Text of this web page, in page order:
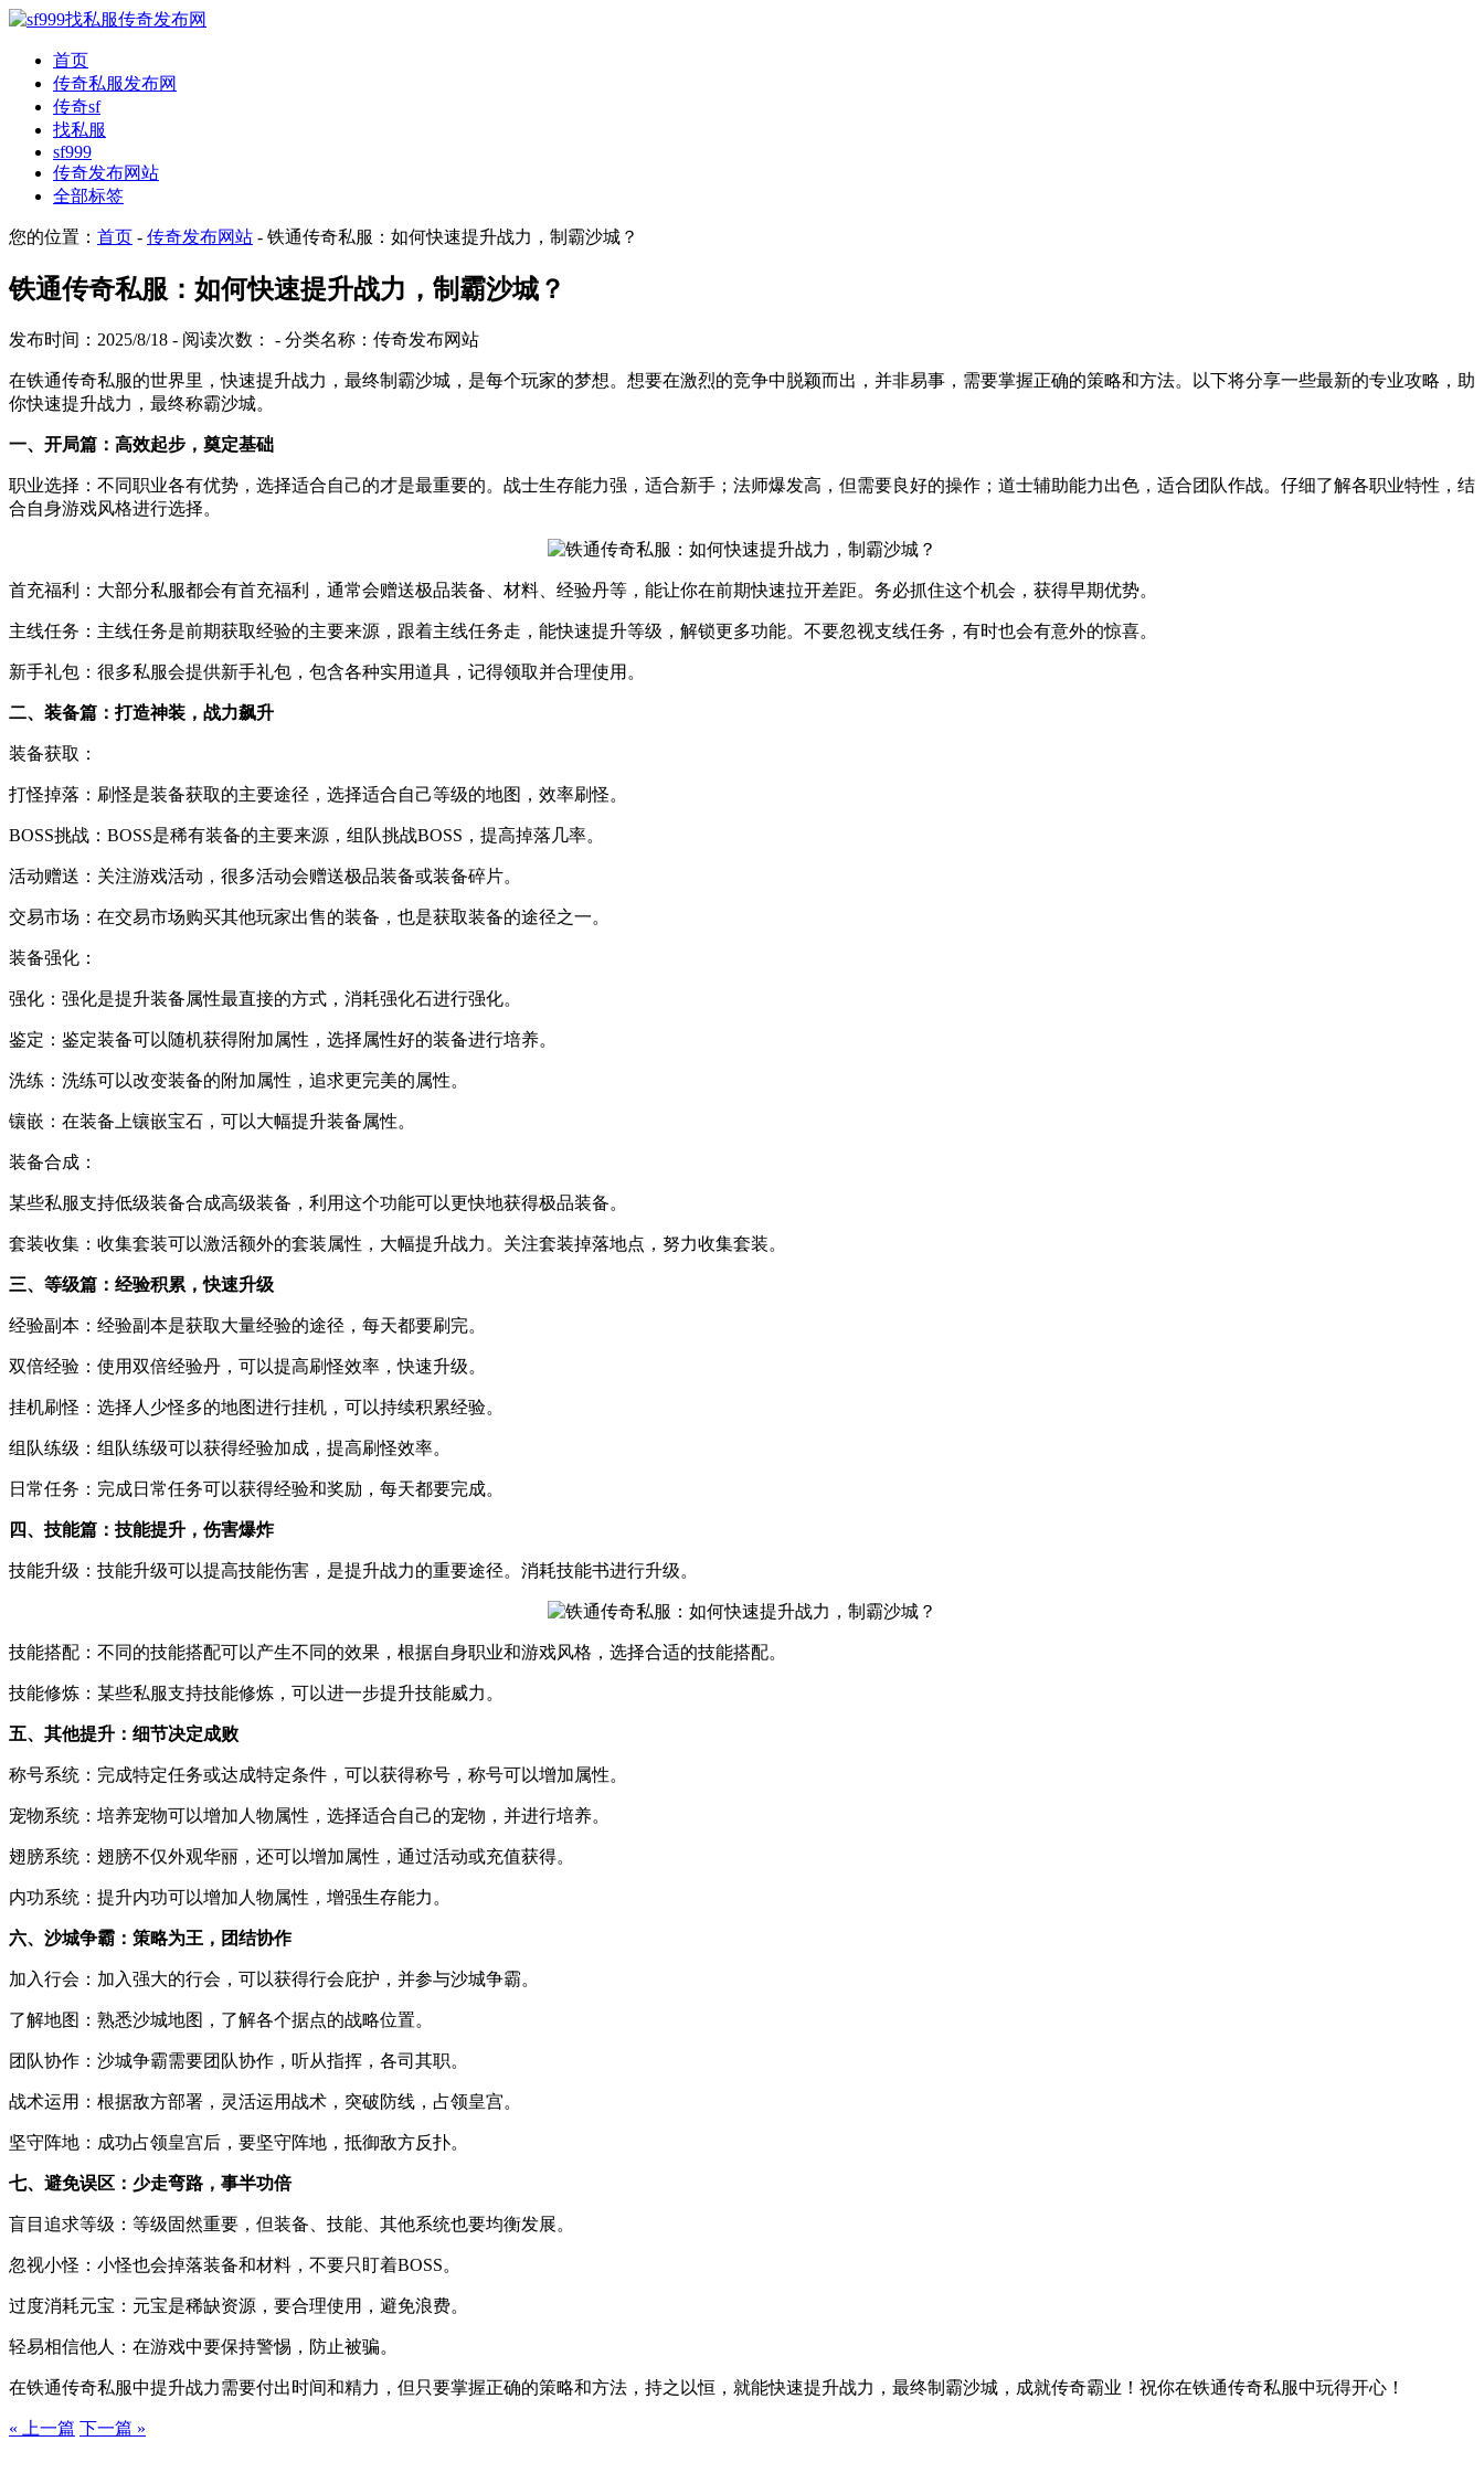
首页
传奇私服发布网
传奇sf
找私服
sf999
传奇发布网站
全部标签
您的位置： 首页 - 传奇发布网站 - 铁通传奇私服：如何快速提升战力，制霸沙城？
铁通传奇私服：如何快速提升战力，制霸沙城？
发布时间：2025/8/18 - 阅读次数： - 分类名称：传奇发布网站
在铁通传奇私服的世界里，快速提升战力，最终制霸沙城，是每个玩家的梦想。想要在激烈的竞争中脱颖而出，并非易事，需要掌握正确的策略和方法。以下将分享一些最新的专业攻略，助
你快速提升战力，最终称霸沙城。
一、开局篇：高效起步，奠定基础
职业选择：不同职业各有优势，选择适合自己的才是最重要的。战士生存能力强，适合新手；法师爆发高，但需要良好的操作；道士辅助能力出色，适合团队作战。仔细了解各职业特性，结
合自身游戏风格进行选择。
首充福利：大部分私服都会有首充福利，通常会赠送极品装备、材料、经验丹等，能让你在前期快速拉开差距。务必抓住这个机会，获得早期优势。
主线任务：主线任务是前期获取经验的主要来源，跟着主线任务走，能快速提升等级，解锁更多功能。不要忽视支线任务，有时也会有意外的惊喜。
新手礼包：很多私服会提供新手礼包，包含各种实用道具，记得领取并合理使用。
二、装备篇：打造神装，战力飙升
装备获取：
打怪掉落：刷怪是装备获取的主要途径，选择适合自己等级的地图，效率刷怪。
BOSS挑战：BOSS是稀有装备的主要来源，组队挑战BOSS，提高掉落几率。
活动赠送：关注游戏活动，很多活动会赠送极品装备或装备碎片。
交易市场：在交易市场购买其他玩家出售的装备，也是获取装备的途径之一。
装备强化：
强化：强化是提升装备属性最直接的方式，消耗强化石进行强化。
鉴定：鉴定装备可以随机获得附加属性，选择属性好的装备进行培养。
洗练：洗练可以改变装备的附加属性，追求更完美的属性。
镶嵌：在装备上镶嵌宝石，可以大幅提升装备属性。
装备合成：
某些私服支持低级装备合成高级装备，利用这个功能可以更快地获得极品装备。
套装收集：收集套装可以激活额外的套装属性，大幅提升战力。关注套装掉落地点，努力收集套装。
三、等级篇：经验积累，快速升级
经验副本：经验副本是获取大量经验的途径，每天都要刷完。
双倍经验：使用双倍经验丹，可以提高刷怪效率，快速升级。
挂机刷怪：选择人少怪多的地图进行挂机，可以持续积累经验。
组队练级：组队练级可以获得经验加成，提高刷怪效率。
日常任务：完成日常任务可以获得经验和奖励，每天都要完成。
四、技能篇：技能提升，伤害爆炸
技能升级：技能升级可以提高技能伤害，是提升战力的重要途径。消耗技能书进行升级。
技能搭配：不同的技能搭配可以产生不同的效果，根据自身职业和游戏风格，选择合适的技能搭配。
技能修炼：某些私服支持技能修炼，可以进一步提升技能威力。
五、其他提升：细节决定成败
称号系统：完成特定任务或达成特定条件，可以获得称号，称号可以增加属性。
宠物系统：培养宠物可以增加人物属性，选择适合自己的宠物，并进行培养。
翅膀系统：翅膀不仅外观华丽，还可以增加属性，通过活动或充值获得。
内功系统：提升内功可以增加人物属性，增强生存能力。
六、沙城争霸：策略为王，团结协作
加入行会：加入强大的行会，可以获得行会庇护，并参与沙城争霸。
了解地图：熟悉沙城地图，了解各个据点的战略位置。
团队协作：沙城争霸需要团队协作，听从指挥，各司其职。
战术运用：根据敌方部署，灵活运用战术，突破防线，占领皇宫。
坚守阵地：成功占领皇宫后，要坚守阵地，抵御敌方反扑。
七、避免误区：少走弯路，事半功倍
盲目追求等级：等级固然重要，但装备、技能、其他系统也要均衡发展。
忽视小怪：小怪也会掉落装备和材料，不要只盯着BOSS。
过度消耗元宝：元宝是稀缺资源，要合理使用，避免浪费。
轻易相信他人：在游戏中要保持警惕，防止被骗。
在铁通传奇私服中提升战力需要付出时间和精力，但只要掌握正确的策略和方法，持之以恒，就能快速提升战力，最终制霸沙城，成就传奇霸业！祝你在铁通传奇私服中玩得开心！
« 上一篇 下一篇 »